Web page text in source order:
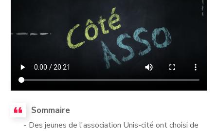
Sommaire
- Des jeunes de l'association Unis-cité ont choisi de